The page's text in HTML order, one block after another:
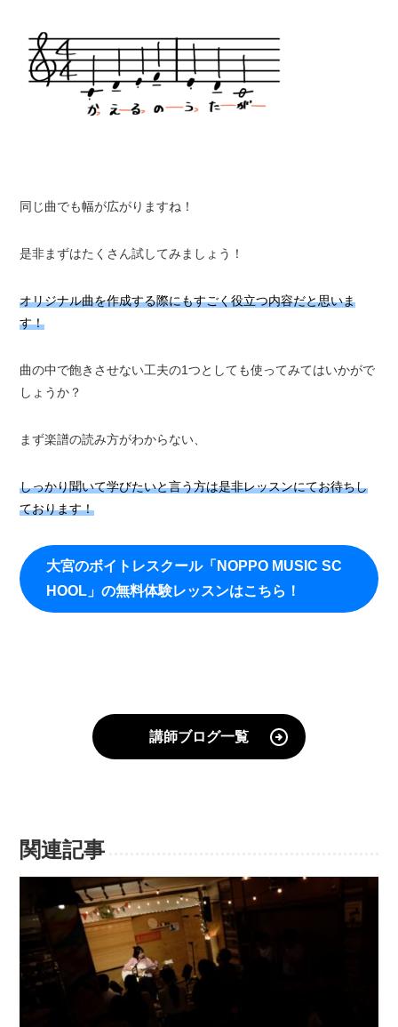
同じ曲でも幅が広がりますね！
是非まずはたくさん試してみましょう！
オリジナル曲を作成する際にもすごく役立つ内容だと思いま
す！
曲の中で飽きさせない工夫の1つとしても使ってみてはいかがで
しょうか？
まず楽譜の読み方がわからない、
しっかり聞いて学びたいと言う方は是非レッスンにてお待ちし
ております！
大宮のボイトレスクール「NOPPO MUSIC SC
HOOL」の無料体験レッスンはこちら！
講師ブログ一覧
関連記事